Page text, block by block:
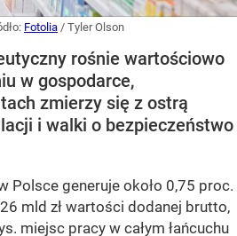
Fotolia / Tyler Olson
rośnie wartościowo
w gospodarce,
zmierzy się z ostrą
i walki o bezpieczeństwo
Polsce generuje około 0,75 proc.
mld zł wartości dodanej brutto,
miejsc pracy w całym łańcuchu